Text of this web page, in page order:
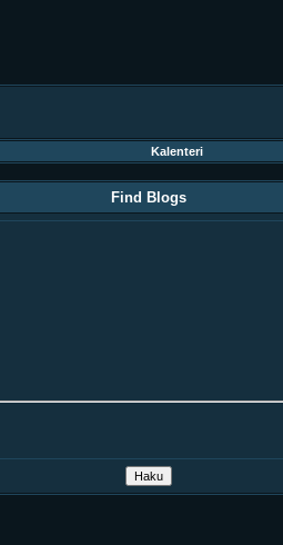
Kalenteri
Find Blogs